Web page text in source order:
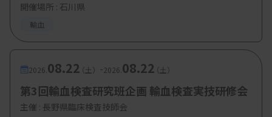
開催場所 : 石川県
輸血
2026. 08.22（土） -2026. 08.22（土）
第3回輸血検査研究班企画 輸血検査実技研修会
主催 : 長野県臨床検査技師会